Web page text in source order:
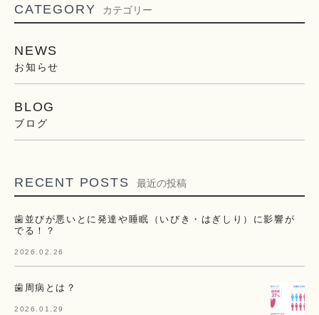
CATEGORY カテゴリー
NEWS
お知らせ
BLOG
ブログ
RECENT POSTS 最近の投稿
歯並びが悪いとに発達や睡眠（いびき・はぎしり）に影響が
でる！？
2026.02.26
歯周病とは？
2026.01.29